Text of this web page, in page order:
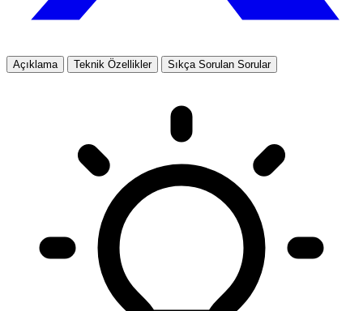
Açıklama Teknik Özellikler Sıkça Sorulan Sorular